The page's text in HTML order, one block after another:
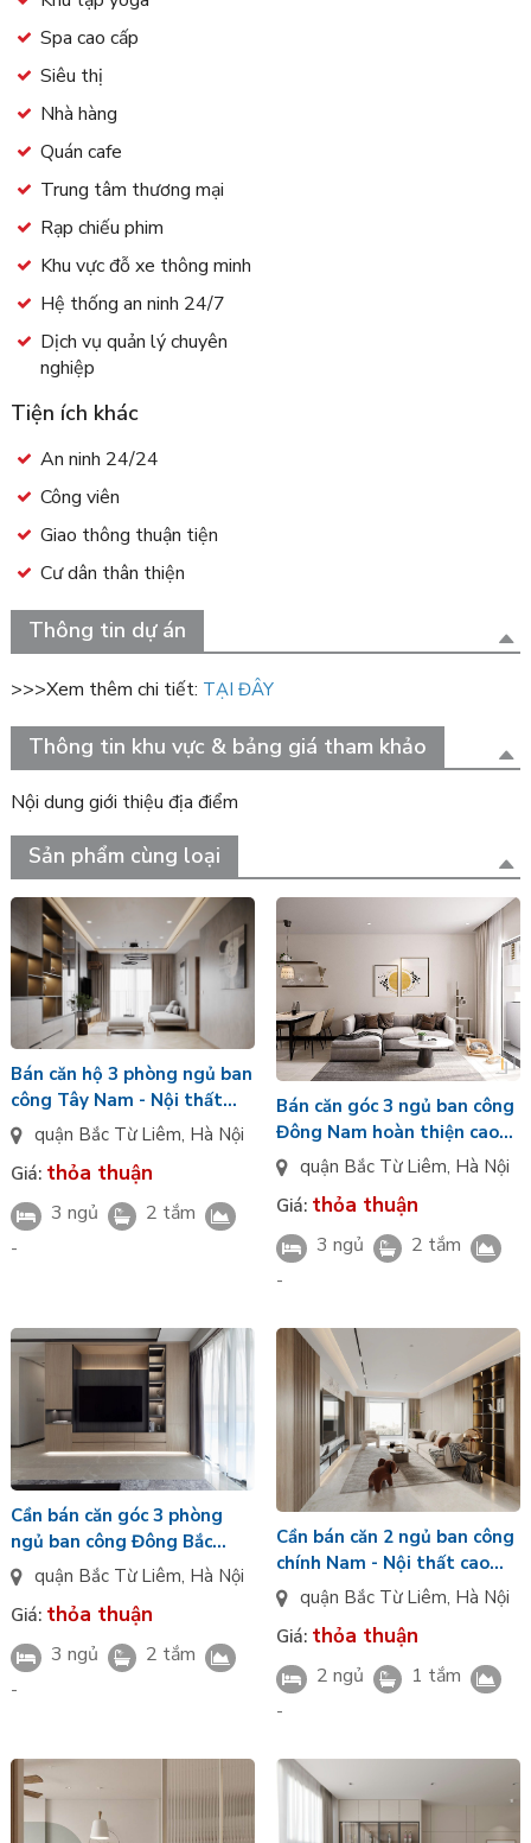
Spa cao cấp
Siêu thị
Nhà hàng
Quán cafe
Trung tâm thương mại
Rạp chiếu phim
Khu vực đỗ xe thông minh
Hệ thống an ninh 24/7
Dịch vụ quản lý chuyên
nghiệp
Tiện ích khác
An ninh 24/24
Công viên
Giao thông thuận tiện
Cư dân thân thiện
Thông tin dự án
>>>Xem thêm chi tiết: TẠI ĐÂY
Thông tin khu vực & bảng giá tham khảo
Nội dung giới thiệu địa điểm
Sản phẩm cùng loại
Bán căn hộ 3 phòng ngủ ban
công Tây Nam - Nội thất
bàn giao CĐT tầng cao Thái
quận Bắc Từ Liêm, Hà Nội
Giá: thỏa thuận
3 ngủ
2 tắm
-
Bán căn góc 3 ngủ ban công
Đông Nam hoàn thiện cao
cấp - tầng trung Thái Hà
Spring Garden giá tốt
quận Bắc Từ Liêm, Hà Nội
Giá: thỏa thuận
3 ngủ
2 tắm
-
Cần bán căn góc 3 phòng
ngủ ban công Đông Bắc
tầng cao view phố phường
quận Bắc Từ Liêm, Hà Nội
Giá: thỏa thuận
3 ngủ
2 tắm
-
Cần bán căn 2 ngủ ban công
chính Nam - Nội thất cao
cấp tầng trung Thái Hà
Spring Garden giá tốt
quận Bắc Từ Liêm, Hà Nội
Giá: thỏa thuận
2 ngủ
1 tắm
-